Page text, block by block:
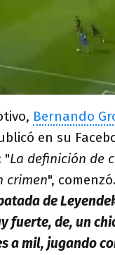
Bernando
en su
"La definición de
crimen", comenzó.
de
fuerte, de, un
a mil, jugando